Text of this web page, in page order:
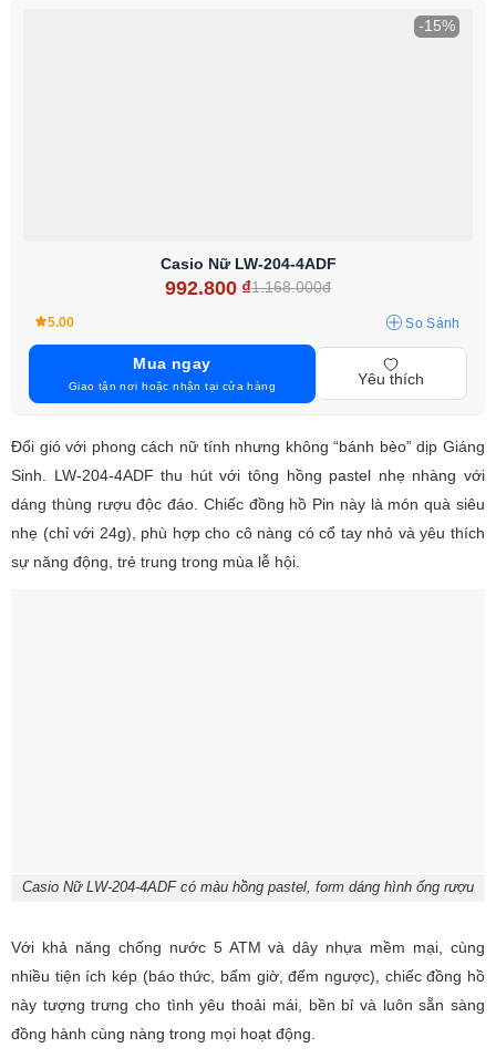
-15%
Casio Nữ LW-204-4ADF
992.800 ₫1.168.000đ
5.00 So Sánh
Mua ngay
Giao tận nơi hoặc nhận tại cửa hàng Yêu thích
Đổi gió với phong cách nữ tính nhưng không “bánh bèo” dịp Giáng
Sinh. LW-204-4ADF thu hút với tông hồng pastel nhẹ nhàng với
dáng thùng rượu độc đáo. Chiếc đồng hồ Pin này là món quà siêu
nhẹ (chỉ với 24g), phù hợp cho cô nàng có cổ tay nhỏ và yêu thích
sự năng động, trẻ trung trong mùa lễ hội.
Casio Nữ LW-204-4ADF có màu hồng pastel, form dáng hình ống rượu
Với khả năng chống nước 5 ATM và dây nhựa mềm mại, cùng
nhiều tiện ích kép (báo thức, bấm giờ, đếm ngược), chiếc đồng hồ
này tượng trưng cho tình yêu thoải mái, bền bỉ và luôn sẵn sàng
đồng hành cùng nàng trong mọi hoạt động.